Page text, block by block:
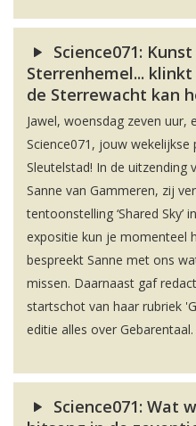
Science071:
Sterrenhemel...
de Sterrewacht kan
Jawel, woensdag zeven
Science071, jouw
Sleutelstad! In de uitzending
Sanne van Gammeren, zij
tentoonstelling ‘Shared Sky’
expositie kun je momenteel
bespreekt Sanne met ons
missen. Daarnaast gaf
startschot van haar rubriek
editie alles over Gebarentaal.
Science071: Wat